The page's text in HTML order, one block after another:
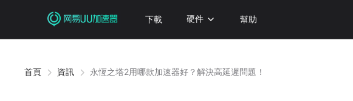
下載 硬件 幫助
首頁 資訊 永恆之塔2用哪款加速器好？解決高延遲問題！